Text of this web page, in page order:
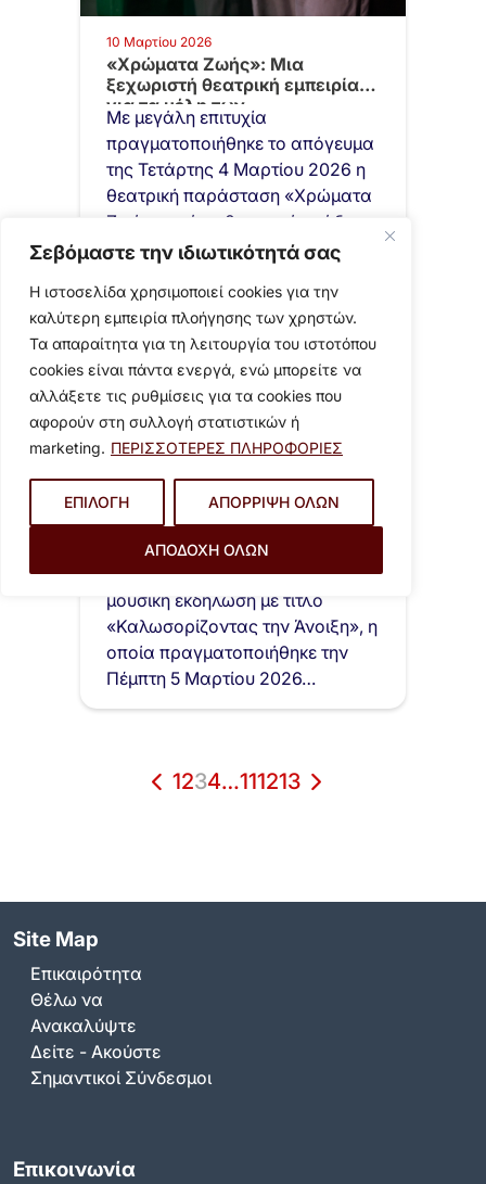
Σεβόμαστε την ιδιωτικότητά σας
Η ιστοσελίδα χρησιμοποιεί cookies για την
καλύτερη εμπειρία πλοήγησης των χρηστών.
Τα απαραίτητα για τη λειτουργία του ιστοτόπου
cookies είναι πάντα ενεργά, ενώ μπορείτε να
αλλάξετε τις ρυθμίσεις για τα cookies που
αφορούν στη συλλογή στατιστικών ή
marketing. ΠΕΡΙΣΣΟΤΕΡΕΣ ΠΛΗΡΟΦΟΡΙΕΣ
ΕΠΙΛΟΓΗ ΑΠΟΡΡΙΨΗ ΟΛΩΝ
ΑΠΟΔΟΧΗ ΟΛΩΝ
10 Μαρτίου 2026
«Χρώματα Ζωής»: Μια
ξεχωριστή θεατρική εμπειρία
για τα μέλη των…
Με μεγάλη επιτυχία
πραγματοποιήθηκε το απόγευμα
της Τετάρτης 4 Μαρτίου 2026 η
θεατρική παράσταση «Χρώματα
Ζωής» από τη θεατρική ομάδα…
9 Μαρτίου 2026
Η Χορωδία ΚΑΠΗ Βύρωνα στη
μουσική εκδήλωση
«Καλωσορίζοντας την Άνοιξη»
Ο Δήμος Βύρωνα συμμετείχε στη
μουσική εκδήλωση με τίτλο
«Καλωσορίζοντας την Άνοιξη», η
οποία πραγματοποιήθηκε την
Πέμπτη 5 Μαρτίου 2026…
1234…111213
Site Map
Επικαιρότητα
Θέλω να
Ανακαλύψτε
Δείτε - Ακούστε
Σημαντικοί Σύνδεσμοι
Επικοινωνία